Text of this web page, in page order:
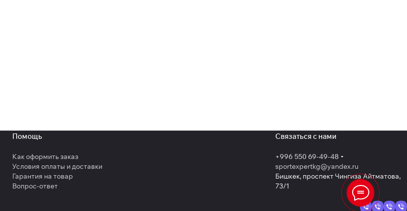
Помощь
Как оформить заказ
Условия оплаты и доставки
Гарантия на товар
Вопрос-ответ
Связаться с нами
+996 550 69-49-48
sportexpertkg@yandex.ru
Бишкек, проспект Чингиза Айтматова,
73/1